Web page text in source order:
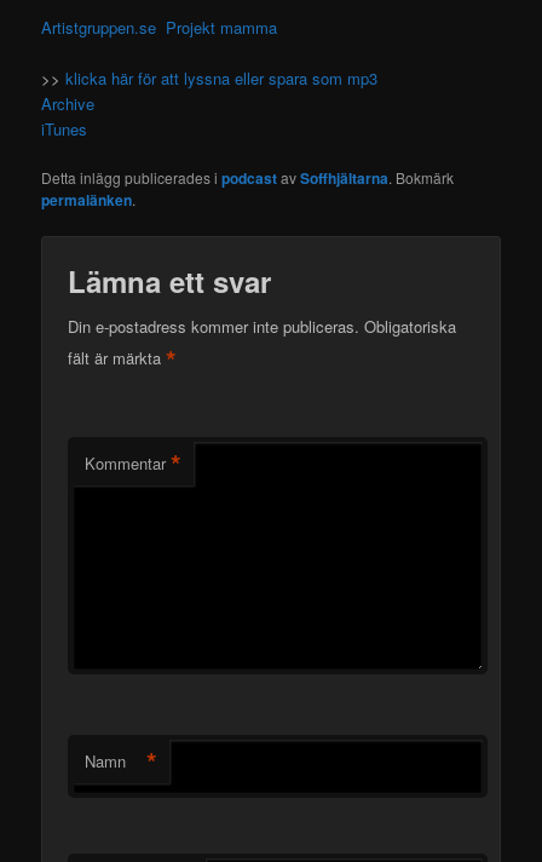
Artistgruppen.se Projekt mamma
>>klicka här för att lyssna eller spara som mp3
Archive
iTunes
Detta inlägg publicerades ipodcastavSoffhjältarna. Bokmärk
permalänken.
Lämna ett svar
Din e-postadress kommer inte publiceras. Obligatoriska
fält är märkta*
Kommentar *
Namn *